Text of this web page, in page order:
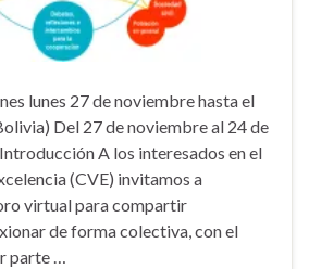
lunes 27 de noviembre hasta el
Del 27 de noviembre al 24 de
A los interesados en el
(CVE) invitamos a
virtual para compartir
de forma colectiva, con el
parte …